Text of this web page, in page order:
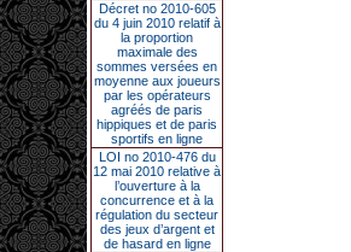
Décret no 2010-605
du 4 juin 2010 relatif à
la proportion
maximale des
sommes versées en
moyenne aux joueurs
par les opérateurs
agréés de paris
hippiques et de paris
sportifs en ligne
LOI no 2010-476 du
12 mai 2010 relative à
l’ouverture à la
concurrence et à la
régulation du secteur
des jeux d’argent et
de hasard en ligne